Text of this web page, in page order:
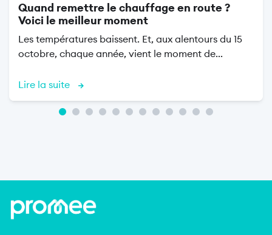
Quand remettre le chauffage en route ?
Voici le meilleur moment
Les températures baissent. Et, aux alentours du 15
octobre, chaque année, vient le moment de...
Lire la suite